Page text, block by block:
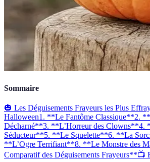
Sommaire
🎃 Les Déguisements Frayeurs les Plus
Halloween1. **Le Fantôme Classique**2.
Décharné**3. **L’Horreur des Clowns**4.
Séducteur**5. **Le Squelette**6. **La
**L’Ogre Terrifiant**8. **Le Monstre des
Comparatif des Déguisements Frayeurs**📺